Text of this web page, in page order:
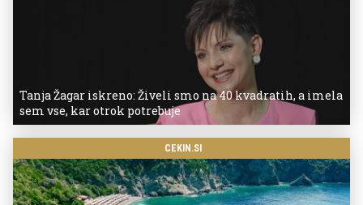
Tanja Žagar iskreno: Živeli smo na 40 kvadratih, a imela
sem vse, kar otrok potrebuje
CEKIN.SI